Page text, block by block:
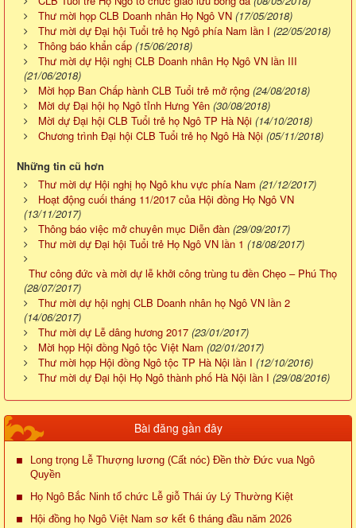
Thư mời họp CLB Doanh nhân Họ Ngô VN (17/05/2018)
Thư mời dự Đại hội Tuổi trẻ họ Ngô phía Nam lần I (22/05/2018)
Thông báo khẩn cấp (15/06/2018)
Thư mời dự Hội nghị CLB Doanh nhân Họ Ngô VN lần III
(21/06/2018)
Mời họp Ban Chấp hành CLB Tuổi trẻ mở rộng (24/08/2018)
Mời dự Đại hội họ Ngô tỉnh Hưng Yên (30/08/2018)
Mời dự Đại hội CLB Tuổi trẻ họ Ngô TP Hà Nội (14/10/2018)
Chương trình Đại hội CLB Tuổi trẻ họ Ngô Hà Nội (05/11/2018)
Những tin cũ hơn
Thư mời dự Hội nghị họ Ngô khu vực phía Nam (21/12/2017)
Hoạt động cuối tháng 11/2017 của Hội đồng Họ Ngô VN
(13/11/2017)
Thông báo việc mở chuyên mục Diễn đàn (29/09/2017)
Thư mời dự Đại hội Tuổi trẻ Họ Ngô VN lần 1 (18/08/2017)
Thư công đức và mời dự lễ khởi công trùng tu đền Chẹo – Phú Thọ
(28/07/2017)
Thư mời dự hội nghị CLB Doanh nhân họ Ngô VN lần 2
(14/06/2017)
Thư mời dự Lễ dâng hương 2017 (23/01/2017)
Mời họp Hội đồng Ngô tộc Việt Nam (02/01/2017)
Thư mời họp Hội đồng Ngô tộc TP Hà Nội lần I (12/10/2016)
Thư mời dự Đại hội Họ Ngô thành phố Hà Nội lần I (29/08/2016)
Bài đăng gần đây
Long trọng Lễ Thượng lương (Cất nóc) Đền thờ Đức vua Ngô
Quyền
Họ Ngô Bắc Ninh tổ chức Lễ giỗ Thái úy Lý Thường Kiệt
Hội đồng họ Ngô Việt Nam sơ kết 6 tháng đầu năm 2026